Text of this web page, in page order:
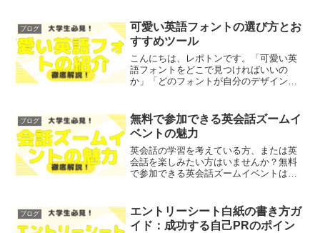
今回は、SPI図表の読み取りをマスターす
るためのコツとポ...
ブログ
可愛い英語フォントの選び方とお
すすめツール
こんにちは、レポトンです。「可愛い英
語フォントをどこで見つければいいの
か」「どのフォントが自分のデザインに
の選び方とおすすめツールを、わかりや
すく解説します！レポトンこの...
ブログ
無料で参加できる英会話ズームイ
ベントの魅力
英会話の学習を考えている方、または英
会話を楽しみたい方はいませんか？無料
で参加できる英会話ズームイベントは、
特徴や利点について、わかりやすく解説
します！レポトンこの記事...
ブログ
エントリーシート白紙の書き方ガ
イド：成功する自己PRのポイン